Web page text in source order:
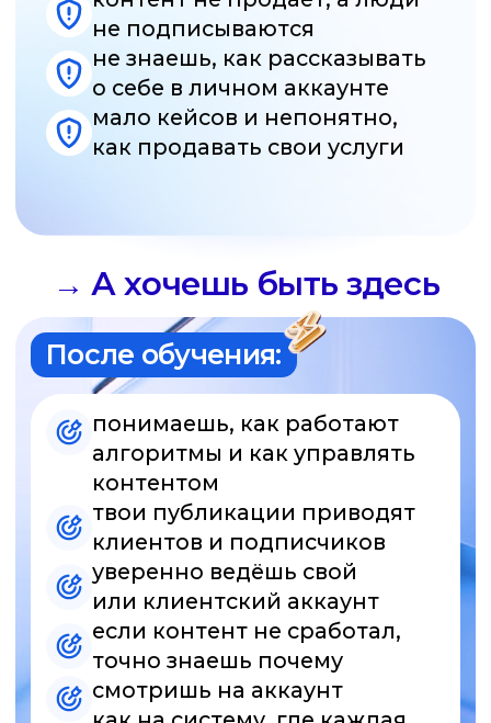
уверенно ведёшь свой
или клиентский аккаунт
если контент не сработал,
точно знаешь почему
смотришь на аккаунт
как на систему, где каждая
деталь имеет значение
формируешь свой стиль
Это не онлайн-курс.
Это обучение под твои
запросы
Через SMM. school прошли тысячи студентов,
и мы точно знаем, что нужно каждому.
Мы создаём персональную программу под
твои цели и ведём тебя до результата.
Почему это лучше,
чем обычные курсы:
никакой водыи тем, которые
ты уже знаешь